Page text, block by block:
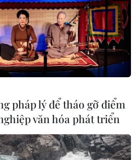
pháp lý để tháo gỡ điểm
văn hóa phát triển